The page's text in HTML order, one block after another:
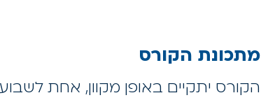
מתכונת הקורס
הקורס יתקיים באופן מקוון, אחת לשבוע, בין